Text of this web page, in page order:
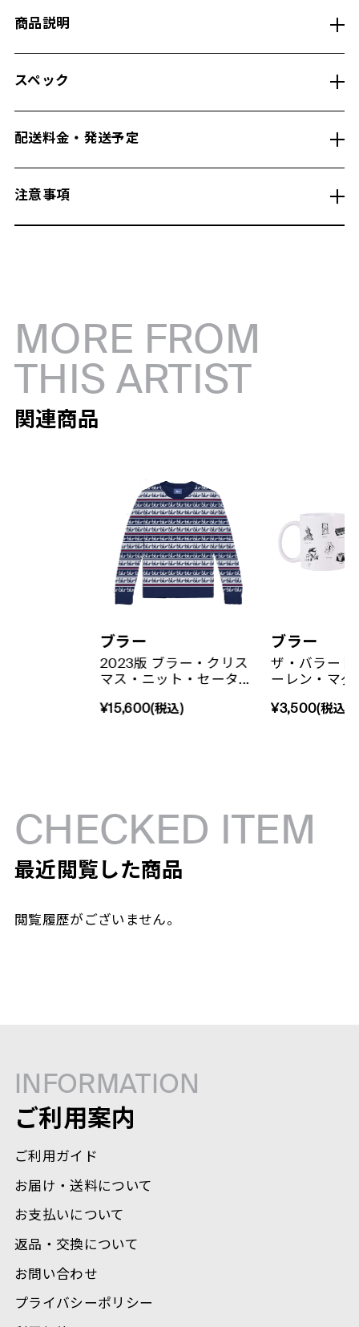
商品説明
スペック
配送料金・発送予定
注意事項
MORE FROM
THIS ARTIST
関連商品
ブラー
2023版 ブラー・クリス
マス・ニット・セータ...
¥15,600(税込)
ブラー
ザ・バラード
ーレン・マグ
¥3,500(税込)
CHECKED ITEM
最近閲覧した商品
閲覧履歴がございません。
INFORMATION
ご利用案内
ご利用ガイド
お届け・送料について
お支払いについて
返品・交換について
お問い合わせ
プライバシーポリシー